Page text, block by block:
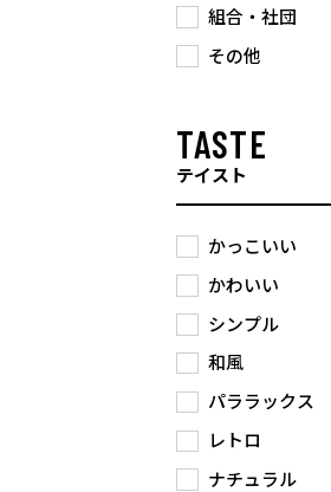
組合・社団
その他
TASTE
テイスト
かっこいい
かわいい
シンプル
和風
パララックス
レトロ
ナチュラル